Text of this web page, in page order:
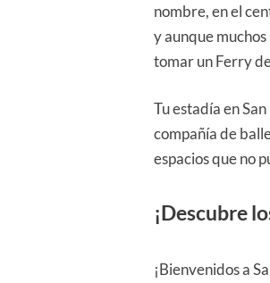
nombre, en el
y aunque
tomar un Ferry
Tu estadía en
compañía de
espacios que no
¡Descubre
¡Bienvenidos a